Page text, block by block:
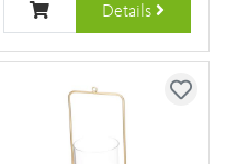
Details